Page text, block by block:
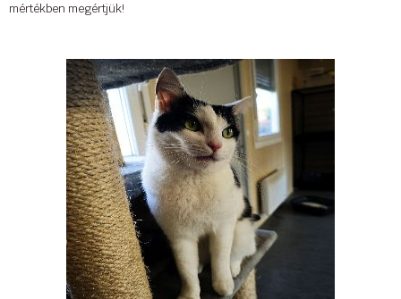
mértékben megértjük!
fajta az amerikai hiúzból (american bobcat) és elvadult házimacskák
kereszteződéséből jött létre. Ennek ellenére ezt az állítást a DNS-s
tesztek nem támasztják alá, ugyanis ezek szerint a pixie-bobban
nincsen „vad” vér. De a feltételezés mégis nyomott hagyott a fajtán,
hiszen innen is ered a neve: a bob az amerikai hiúz angol nevéből, a
bobcatből ered. A Pixie pedig a fajta ősanyjának neve volt.